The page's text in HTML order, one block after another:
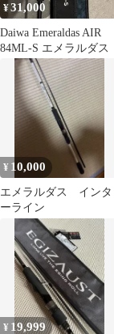
¥31,000
Daiwa Emeraldas AIR
84ML-S エメラルダス
¥ 10,000
エメラルダス インタ
ーライン
¥ 19,999